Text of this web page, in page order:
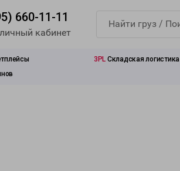
660-11-11
кабинет
3PL Складская логистика